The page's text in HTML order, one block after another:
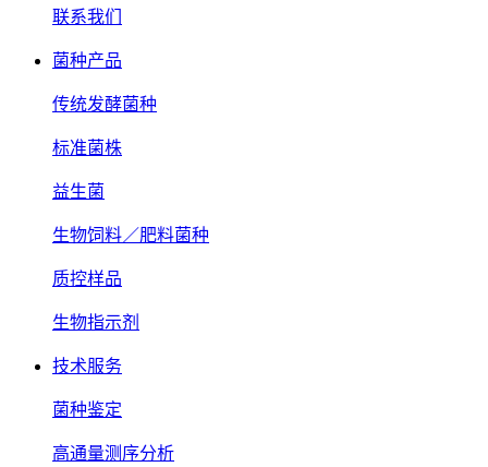
联系我们
菌种产品
传统发酵菌种
标准菌株
益生菌
生物饲料／肥料菌种
质控样品
生物指示剂
技术服务
菌种鉴定
高通量测序分析